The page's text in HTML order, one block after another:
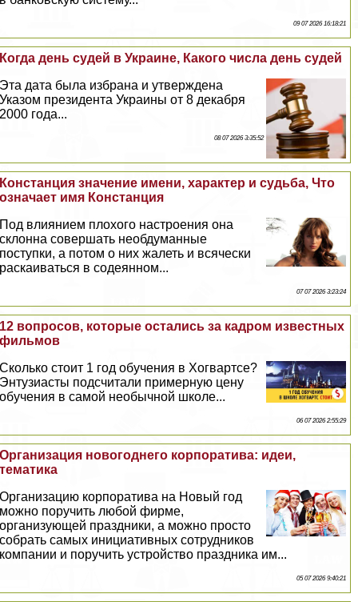
09 07 2026 16:18:21
Когда день судей в Украине, Какого числа день судей
Эта дата была избрана и утверждена
Указом президента Украины от 8 декабря
2000 года...
08 07 2026 3:35:52
Констанция значение имени, хаpaктер и судьба, Что
означает имя Констанция
Под влиянием плохого настроения она
склонна совершать необдуманные
поступки, а потом о них жалеть и всячески
раскаиваться в содеянном...
07 07 2026 3:23:24
12 вопросов, которые остались за кадром известных
фильмов
Сколько стоит 1 год обучения в Хогвартсе?
Энтузиасты подсчитали примерную цену
обучения в самой необычной школе...
06 07 2026 2:55:29
Организация новогоднего корпоратива: идеи,
тематика
Организацию корпоратива на Новый год
можно поручить любой фирме,
организующей праздники, а можно просто
собрать самых инициативных сотрудников
компании и поручить устройство праздника им...
05 07 2026 9:40:21